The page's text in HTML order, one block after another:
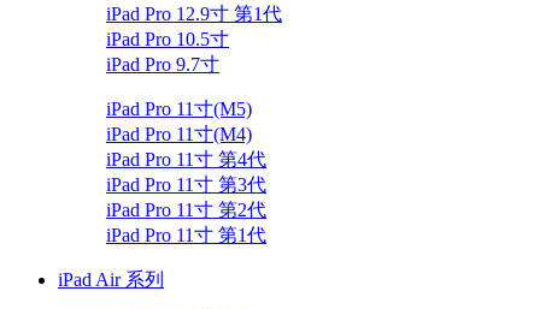
iPad Pro 12.9寸 第1代
iPad Pro 10.5寸
iPad Pro 9.7寸
iPad Pro 11寸(M5)
iPad Pro 11寸(M4)
iPad Pro 11寸 第4代
iPad Pro 11寸 第3代
iPad Pro 11寸 第2代
iPad Pro 11寸 第1代
iPad Air 系列